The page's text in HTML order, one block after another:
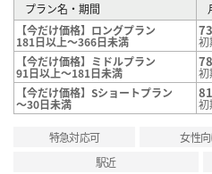
プラン名・期間
【今だけ価格】ロングプラン
181日以上～366日未満
初
【今だけ価格】ミドルプラン
91日以上～181日未満
初
【今だけ価格】Sショートプラン
～30日未満 初
特急対応可 女性
駅近